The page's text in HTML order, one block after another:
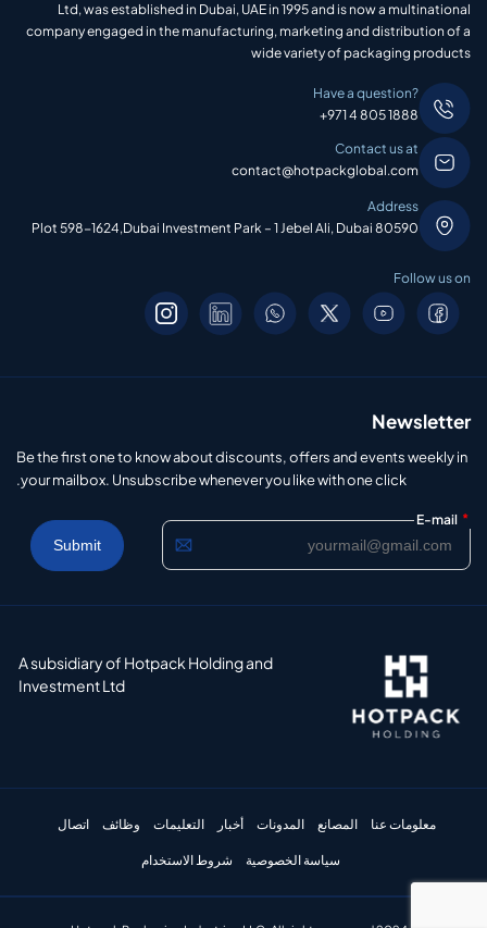
Ltd, was established in Dubai, UAE in 1995 and is now a multinational
company engaged in the manufacturing, marketing and distribution of a
wide variety of packaging products
Have a question?
+971 4 805 1888
Contact us at
contact@hotpackglobal.com
Address
Plot 598-1624,Dubai Investment Park – 1 Jebel Ali, Dubai 80590
Follow us on
Newsletter
Be the first one to know about discounts, offers and events weekly in
your mailbox. Unsubscribe whenever you like with one click.
E-mail *
A subsidiary of Hotpack Holding and
Investment Ltd
معلومات عنا المصانع المدونات أخبار التعليمات وظائف اتصال
سياسة الخصوصية شروط الاستخدام